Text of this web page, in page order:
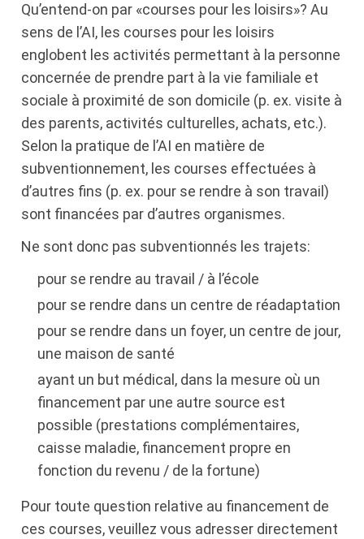
Qu’entend-on par «courses pour les loisirs»? Au
sens de l’AI, les courses pour les loisirs
englobent les activités permettant à la personne
concernée de prendre part à la vie familiale et
sociale à proximité de son domicile (p. ex. visite à
des parents, activités culturelles, achats, etc.).
Selon la pratique de l’AI en matière de
subventionnement, les courses effectuées à
d’autres fins (p. ex. pour se rendre à son travail)
sont financées par d’autres organismes.
Ne sont donc pas subventionnés les trajets:
pour se rendre au travail / à l’école
pour se rendre dans un centre de réadaptation
pour se rendre dans un foyer, un centre de jour,
une maison de santé
ayant un but médical, dans la mesure où un
financement par une autre source est
possible (prestations complémentaires,
caisse maladie, financement propre en
fonction du revenu / de la fortune)
Pour toute question relative au financement de
ces courses, veuillez vous adresser directement